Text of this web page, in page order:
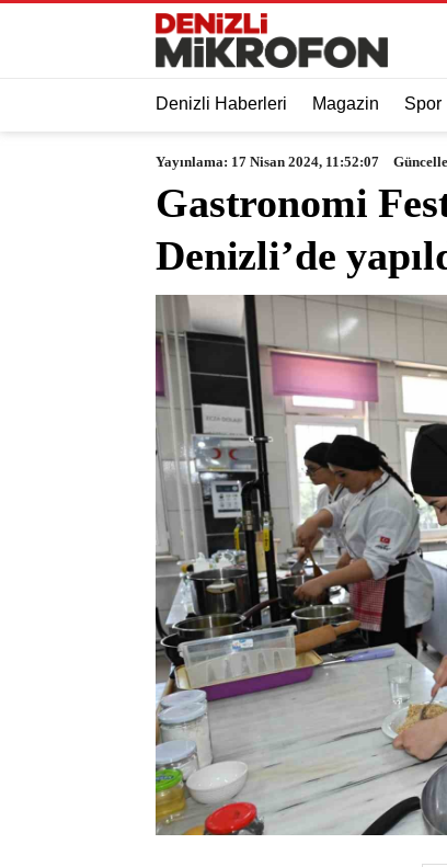
Denizli Haberleri Magazin Spor
Yayınlama: 17 Nisan 2024, 11:52:07
Gastronomi
Denizli’de